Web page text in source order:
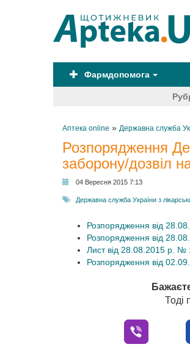
Фармдопомога
Аптека online » Державна служба
Розпорядження
заборону/дозвіл
04 Вересня 2015 7:13
Державна служба України з
Розпорядження від
Розпорядження від
Лист від 28.08.2015 р.
Розпорядження від
Тоді